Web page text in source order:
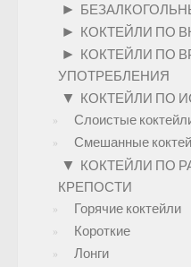
►
► КОКТЕЙЛИ ПО
► КОКТЕЙЛИ ПО
УПОТРЕБЛЕНИЯ
▼ КОКТЕЙЛИ ПО
Слоистые
Смешанные
▼ КОКТЕЙЛИ ПО
КРЕПОСТИ
Горячие коктейли
Короткие
Лонги